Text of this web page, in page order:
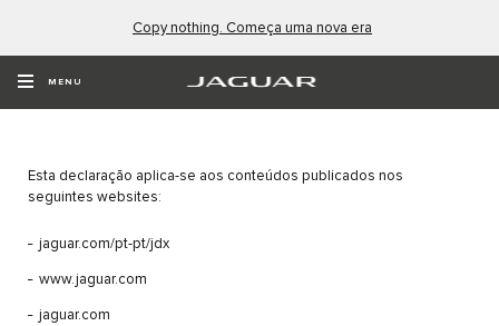
Copy nothing. Começa uma nova era
MENU
DECLARAÇÃO DE
ACESSIBILIDADE
Esta declaração aplica-se aos conteúdos publicados nos
seguintes websites:
jaguar.com/pt-pt/jdx
www.jaguar.com
jaguar.com